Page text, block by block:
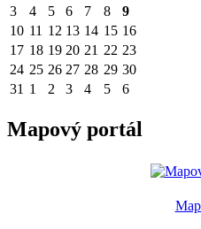
3
4 5 6 7 8
9
10 11 12 13 14 15 16
17 18 19 20 21 22 23
24 25 26 27 28 29 30
31 1 2 3 4 5 6
Mapový portál